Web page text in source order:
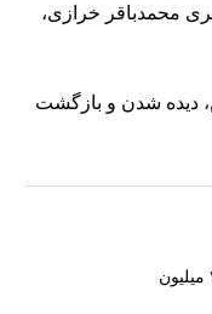
محمدباقر خرازی،
دیده شدن و بازگشت
میانگین قیمت مسکن در تهران به متری ۲۴۰ میلیون